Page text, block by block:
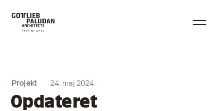
Projekt 24. maj 2024
Opdateret